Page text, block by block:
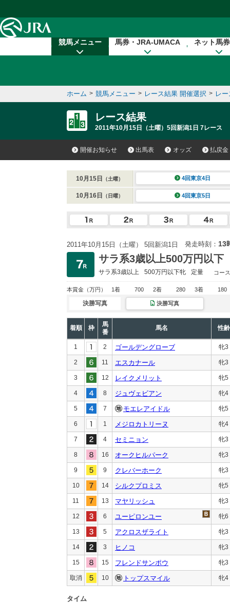
競馬メニュー 馬券・JRA-UMACA ネット馬
ホーム > 競馬メニュー > レース結果 開催選択 > レ
レース結果
2011年10月15日（土曜）5回新潟1日 7レース
開催お知らせ 出馬表 オッズ 払戻金
10月15日 （土曜） 4回東京4日
10月16日 （日曜） 4回東京5日
2011年10月15日（土曜） 5回新潟1日 発走時刻： 13
サラ系3歳以上500万円以下
サラ系3歳以上 500万円以下牝 定量 コー
本賞金 （万円） 1着 700 2着 280 3着 180
決勝写真 決勝写真
着順 枠
馬
番
馬名 性齢
1 2 ゴールデングローブ 牝3
2 11 エスカナール 牝3
3 12 レイクメリット 牝5
4 8 ジュヴェビアン 牝4
5 7 モエレアイドル 牝5
6 1 メジロカトリーヌ 牝4
7 4 セミニョン 牝3
8 16 オークヒルパーク 牝3
9 9 クレバーホーク 牝3
10 14 シルクプロミス 牝5
11 13 マヤリッシュ 牝3
12 6 ユーピロンユー 牝6
13 5 アクロスザライト 牝3
14 3 ヒノコ 牝3
15 15 フレンドサンポウ 牝3
取消 10 トップスマイル 牝4
タイム